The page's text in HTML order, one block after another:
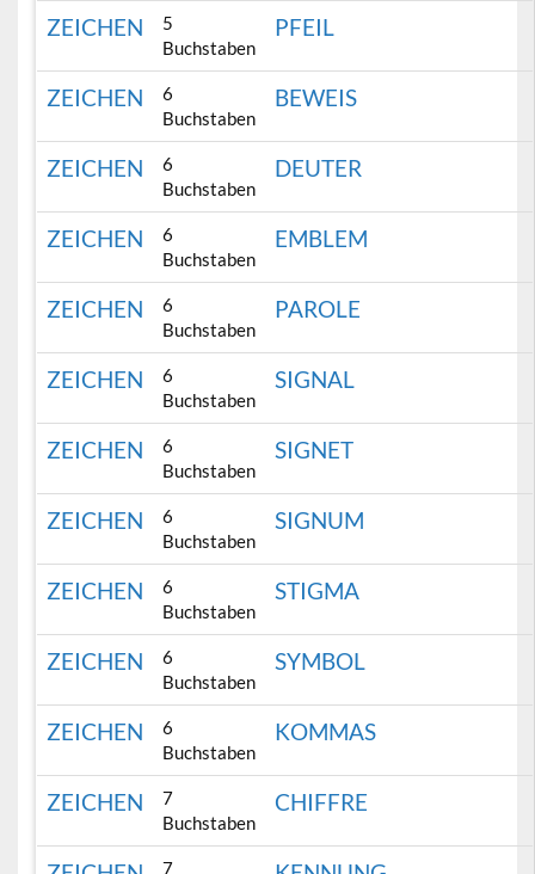
ZEICHEN
5
Buchstaben
PFEIL
ZEICHEN
6
Buchstaben
BEWEIS
ZEICHEN
6
Buchstaben
DEUTER
ZEICHEN
6
Buchstaben
EMBLEM
ZEICHEN
6
Buchstaben
PAROLE
ZEICHEN
6
Buchstaben
SIGNAL
ZEICHEN
6
Buchstaben
SIGNET
ZEICHEN
6
Buchstaben
SIGNUM
ZEICHEN
6
Buchstaben
STIGMA
ZEICHEN
6
Buchstaben
SYMBOL
ZEICHEN
6
Buchstaben
KOMMAS
ZEICHEN
7
Buchstaben
CHIFFRE
7